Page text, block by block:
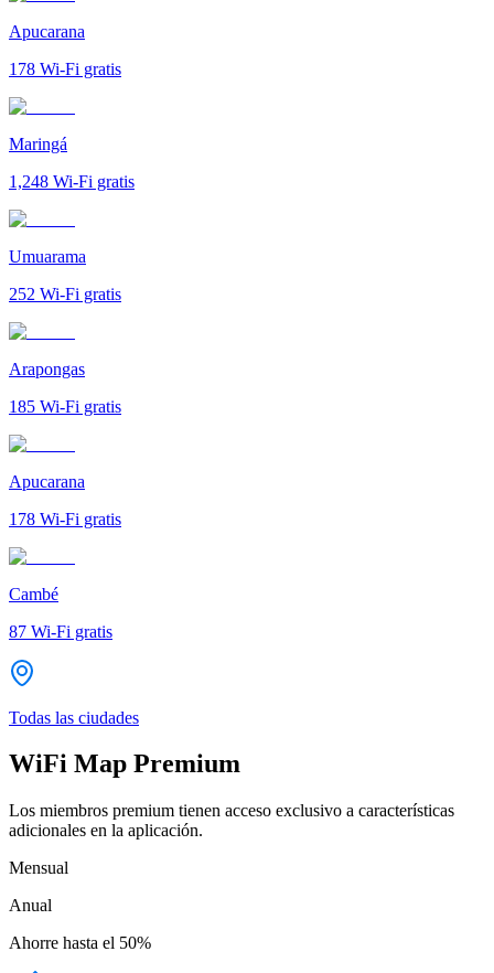
Apucarana
178 Wi-Fi gratis
Maringá
1,248 Wi-Fi gratis
Umuarama
252 Wi-Fi gratis
Arapongas
185 Wi-Fi gratis
Apucarana
178 Wi-Fi gratis
Cambé
87 Wi-Fi gratis
Todas las ciudades
WiFi Map Premium
Los miembros premium tienen acceso exclusivo a características
adicionales en la aplicación.
Mensual
Anual
Ahorre hasta el 50%